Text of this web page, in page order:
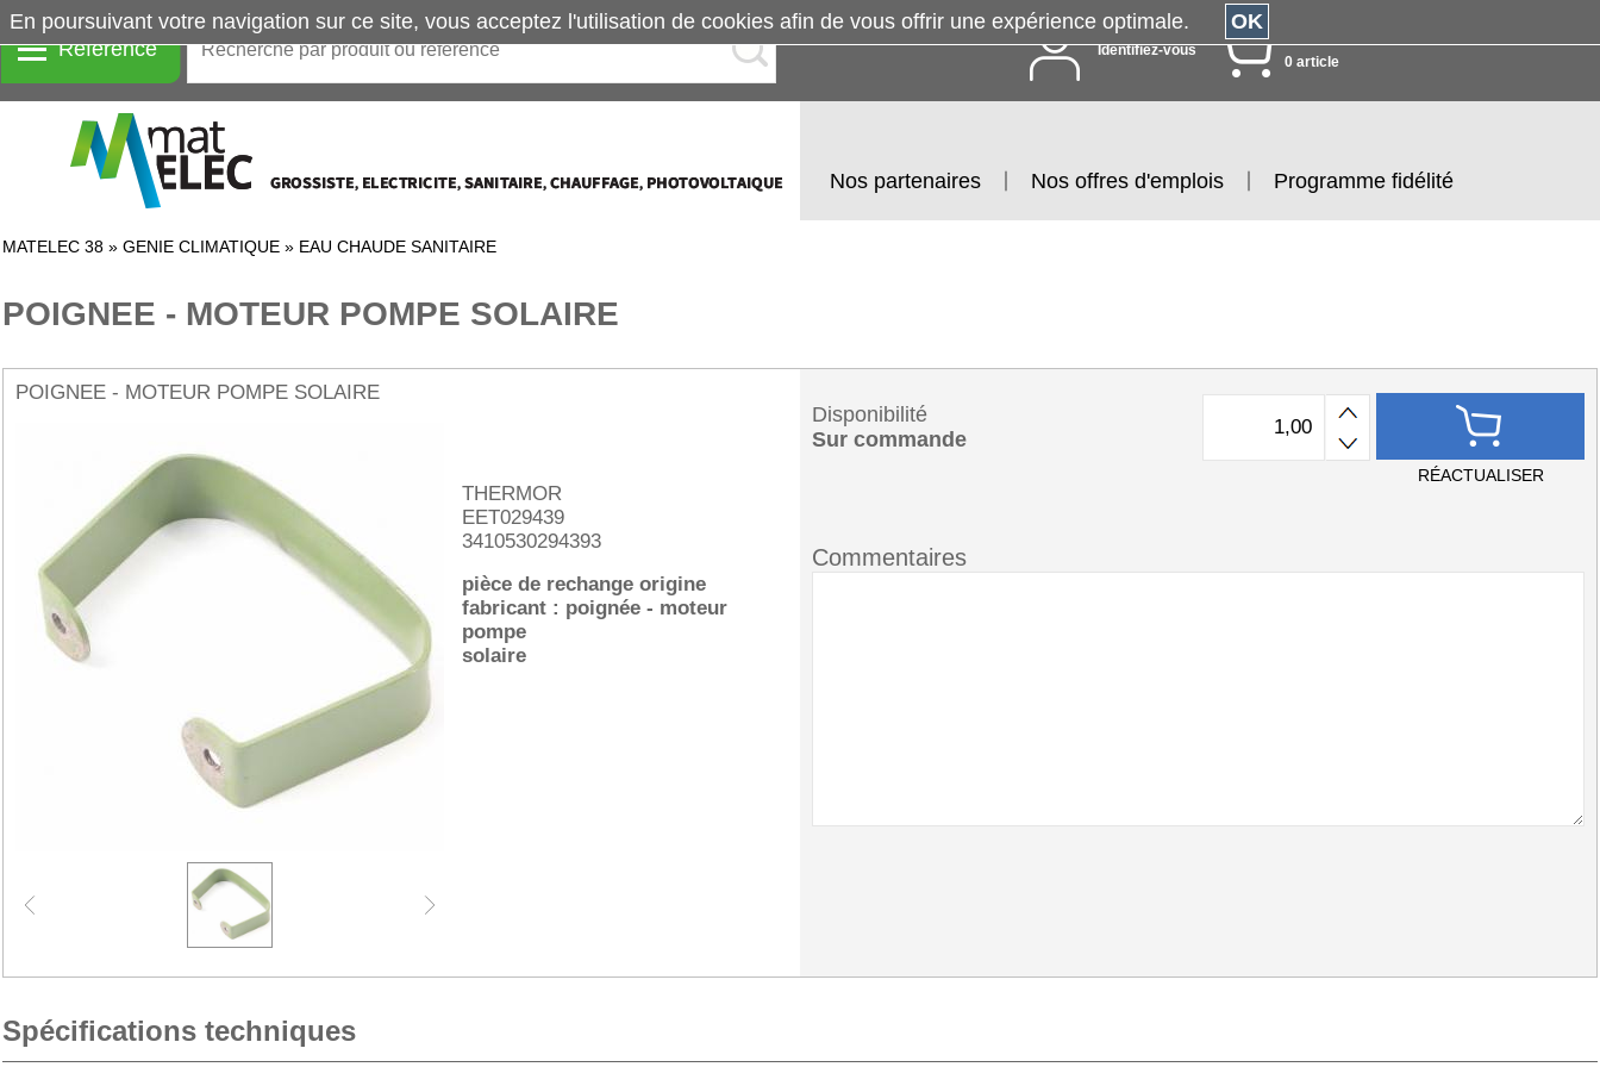
Référence Identifiez-vous
0 article
Nos partenaires Nos offres d'emplois Programme fidélité
MATELEC 38 » GENIE CLIMATIQUE » EAU CHAUDE SANITAIRE
POIGNEE - MOTEUR POMPE SOLAIRE
POIGNEE - MOTEUR POMPE SOLAIRE
THERMOR
EET029439
3410530294393
pièce de rechange origine
fabricant : poignée - moteur
pompe
solaire
Disponibilité
Sur commande
RÉACTUALISER
Commentaires
Spécifications techniques
En poursuivant votre navigation sur ce site, vous acceptez l'utilisation de cookies afin de vous offrir une expérience optimale. OK